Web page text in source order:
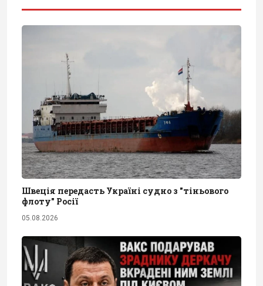
Швеція передасть Україні судно з "тіньового
флоту" Росії
05.08.2026